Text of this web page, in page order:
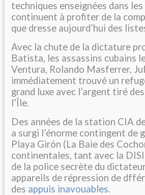
techniques enseignées dans
continuent à profiter de la
que dresse aujourd’hui des
Avec la chute de la dictature
Batista, les assassins cubains
Ventura, Rolando Masferrer,
immédiatement trouvé un
grand luxe avec l’argent tiré
l’Île.
Des années de la station CIA
a surgi l’énorme contingent de
Playa Girón (La Baie des
continentales, tant avec la
de la police secrète du
appareils de répression de
des appuis inavouables.